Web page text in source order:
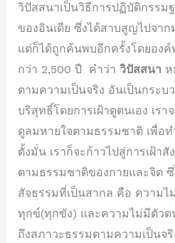
วิปัสสนาเป็นวิธีการปฏิบัติกรรม
ของอินเดีย ซึ่งได้สาบสูญไปจา
แต่ก็ได้ถูกค้นพบอีกครั้งโดยองค์
กว่า 2,500 ปี คำว่า วิปัสสนา ห
ตามความเป็นจริง อันเป็นกระบ
บริสุทธิ์โดยการเฝ้าดูตนเอง เรา
ดูลมหายใจตามธรรมชาติ เพื่อ
ตั้งมั่น เราก็จะก้าวไปสู่การเฝ้าสั
ตามธรรมชาติของกายและจิต
สัจธรรมที่เป็นสากล คือ ความไ
ทุกข์(ทุกขัง) และความไม่มีตัวต
ถึงสภาวะธรรมตามความเป็นจ